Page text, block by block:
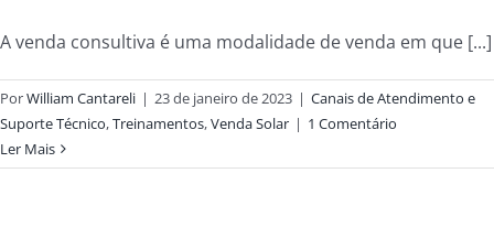
A venda consultiva é uma modalidade de venda em que [...]
PorWilliam Cantareli | 23 de janeiro de 2023 | Canais de Atendimento e
Suporte Técnico,Treinamentos,Venda Solar | 1 Comentário
Ler Mais